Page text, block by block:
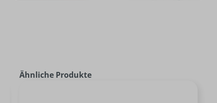
Ähnliche Produkte